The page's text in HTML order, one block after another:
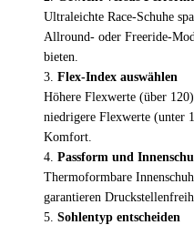
Ultraleichte Race-Schuhe
Allround- oder Freeride-
bieten.
Flex-Index auswählen
Höhere Flexwerte (über
niedrigere Flexwerte (unter
Komfort.
Passform und
Thermoformbare
garantieren
Sohlen­typ entscheiden